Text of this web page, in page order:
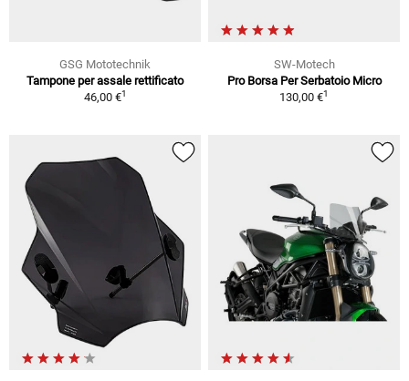
GSG Mototechnik
Tampone per assale rettificato
46,00 €1
SW-Motech
Pro Borsa Per Serbatoio Micro
130,00 €1